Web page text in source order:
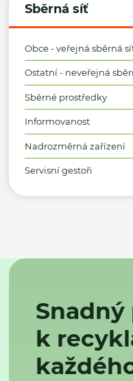
Sběrná síť
Obce - veřejná sběrná
Ostatní - neveřejná
Sběrné prostředky
Informovanost
Nadrozměrná zařízení
Servisní gestoři
k